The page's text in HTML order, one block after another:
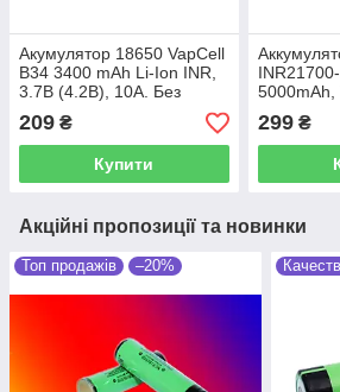
Акумулятор 18650 VapCell
B34 3400 mAh Li-Ion INR,
3.7В (4.2B), 10А. Без
захисту плюс виступає
(Button Top).
209 ₴
Купити
5000mAh,
4.2/3.69/
299₴
Акційні пропозиції та новинки
Топ продажів –20%